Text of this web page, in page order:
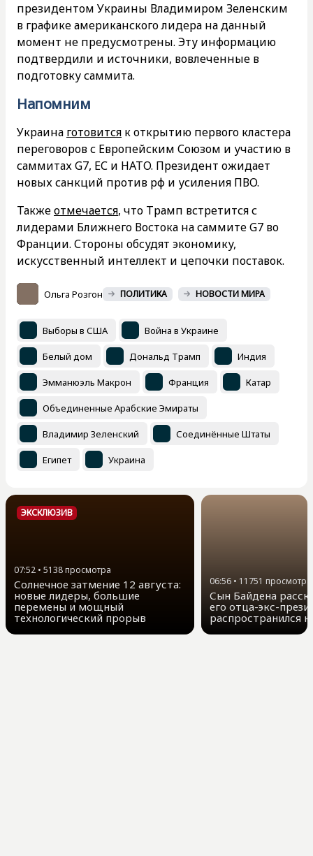
президентом Украины Владимиром Зеленским
в графике американского лидера на данный
момент не предусмотрены. Эту информацию
подтвердили и источники, вовлеченные в
подготовку саммита.
Напомним
Украина готовится к открытию первого кластера
переговоров с Европейским Союзом и участию в
саммитах G7, ЕС и НАТО. Президент ожидает
новых санкций против рф и усиления ПВО.
Такжеотмечается, что Трамп встретится с
лидерами Ближнего Востока на саммите G7 во
Франции. Стороны обсудят экономику,
искусственный интеллект и цепочки поставок.
Ольга Розгон ПОЛИТИКА НОВОСТИ МИРА
Выборы в США Война в Украине
Белый дом Дональд Трамп Индия
Эмманюэль Макрон Франция Катар
Объединенные Арабские Эмираты
Владимир Зеленский Соединённые Штаты
Египет Украина
ЭКСКЛЮЗИВ
07:52 • 5138просмотра
Солнечное затмение 12 августа:
новые лидеры, большие
перемены и мощный
технологический прорыв
06:56 • 11751 просмотра
Сын Байдена
его отца-экс-
распространился